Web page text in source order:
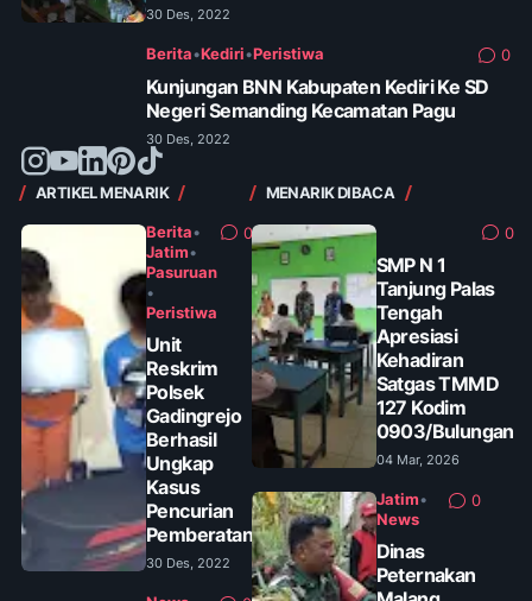
30 Des, 2022
Berita•Kediri•Peristiwa 0
Kunjungan BNN Kabupaten Kediri Ke SD
Negeri Semanding Kecamatan Pagu
30 Des, 2022
ARTIKEL MENARIK
Berita•
Jatim•
Pasuruan
•
Peristiwa
0
Unit
Reskrim
Polsek
Gadingrejo
Berhasil
Ungkap
Kasus
Pencurian
Pemberatan
30 Des, 2022
MENARIK DIBACA
0
SMP N 1
Tanjung Palas
Tengah
Apresiasi
Kehadiran
Satgas TMMD
127 Kodim
0903/Bulungan
04 Mar, 2026
Jatim•
News
0
Dinas
Peternakan